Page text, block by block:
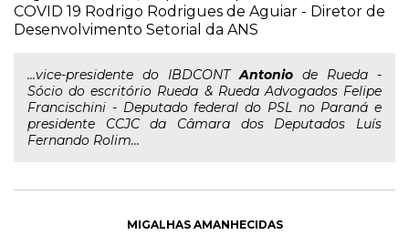
COVID 19 Rodrigo Rodrigues de Aguiar - Diretor de
Desenvolvimento Setorial da ANS
...vice-presidente do IBDCONTAntonio de Rueda -
Sócio do escritório Rueda & Rueda Advogados Felipe
Francischini - Deputado federal do PSL no Paraná e
presidente CCJC da Câmara dos Deputados Luís
Fernando Rolim...
MIGALHAS AMANHECIDAS